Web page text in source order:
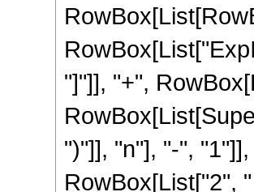
"]"]], "+",
")"]], "n"], "-",
RowBox[List["2",